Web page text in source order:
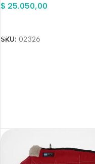
$ 25.050,00
SKU: 02326